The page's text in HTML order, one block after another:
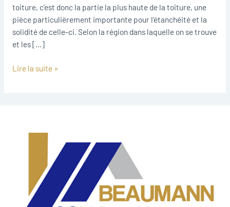
toiture, c’est donc la partie la plus haute de la toiture, une
pièce particulièrement importante pour l’étanchéité et la
solidité de celle-ci. Selon la région dans laquelle on se trouve
et les […]
Lire la suite »